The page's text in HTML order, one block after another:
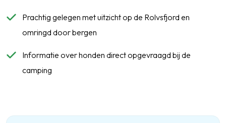
Prachtig gelegen met uitzicht op de Rolvsfjord en
omringd door bergen
Informatie over honden direct opgevraagd bij de
camping